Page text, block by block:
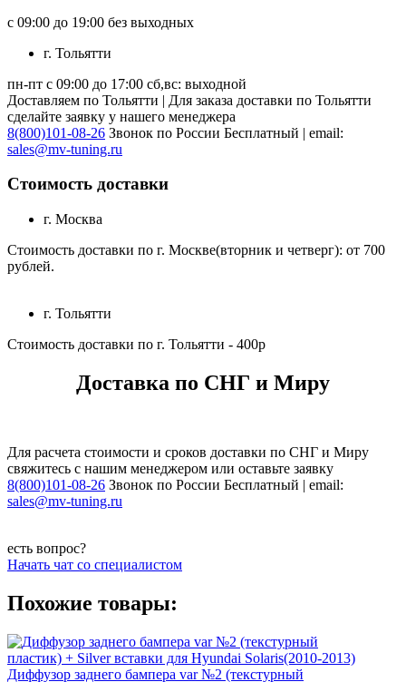
с 09:00 до 19:00 без выходных
г. Тольятти
пн-пт с 09:00 до 17:00 сб,вс: выходной
Доставляем по Тольятти | Для заказа доставки по Тольятти
сделайте заявку у нашего менеджера
8(800)101-08-26 Звонок по России Бесплатный | email:
sales@mv-tuning.ru
Стоимость доставки
г. Москва
Стоимость доставки по г. Москве(вторник и четверг): от 700
рублей.
г. Тольятти
Стоимость доставки по г. Тольятти - 400р
Доставка по СНГ и Миру
Для расчета стоимости и сроков доставки по СНГ и Миру
свяжитесь с нашим менеджером или оставьте заявку
8(800)101-08-26 Звонок по России Бесплатный | email:
sales@mv-tuning.ru
есть вопрос?
Начать чат со специалистом
Похожие товары:
Диффузор заднего бампера var №2 (текстурный